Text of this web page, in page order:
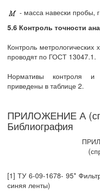
- масса навески пробы,
5.6 Контроль точности
Контроль метрологических
проводят по ГОСТ 13047.1.
Нормативы контроля и
приведены в таблице 2.
ПРИЛОЖЕНИЕ А
Библиография
[1] ТУ 6-09-1678- 95*
синяя ленты)